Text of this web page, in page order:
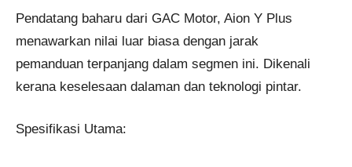
Pendatang baharu dari GAC Motor, Aion Y Plus
menawarkan nilai luar biasa dengan jarak
pemanduan terpanjang dalam segmen ini. Dikenali
kerana keselesaan dalaman dan teknologi pintar.
Spesifikasi Utama: